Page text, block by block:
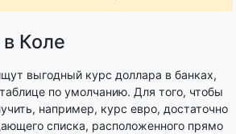
Коле
выгодный курс доллара в банках,
по умолчанию. Для того, чтобы
например, курс евро, достаточно
списка, расположенного прямо